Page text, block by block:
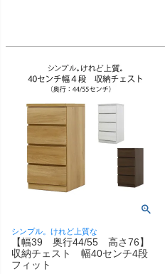
シンプル。けれど上質な
【幅39 奥行44/55 高さ76】
収納チェスト 幅40センチ4段
フィット